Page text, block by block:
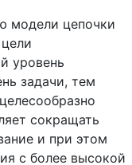
модели цепочки
уровень
задачи, тем
сокращать
и при этом
с более высокой